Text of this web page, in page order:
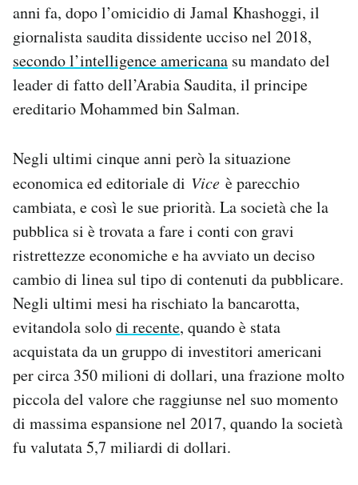
anni fa, dopo l’omicidio di Jamal Khashoggi, il
giornalista saudita dissidente ucciso nel 2018,
secondo l’intelligence americana su mandato del
leader di fatto dell’Arabia Saudita, il principe
ereditario Mohammed bin Salman.
Negli ultimi cinque anni però la situazione
economica ed editoriale di Vice è parecchio
cambiata, e così le sue priorità. La società che la
pubblica si è trovata a fare i conti con gravi
ristrettezze economiche e ha avviato un deciso
cambio di linea sul tipo di contenuti da pubblicare.
Negli ultimi mesi ha rischiato la bancarotta,
evitandola solodi recente, quando è stata
acquistata da un gruppo di investitori americani
per circa 350 milioni di dollari, una frazione molto
piccola del valore che raggiunse nel suo momento
di massima espansione nel 2017, quando la società
fu valutata 5,7 miliardi di dollari.